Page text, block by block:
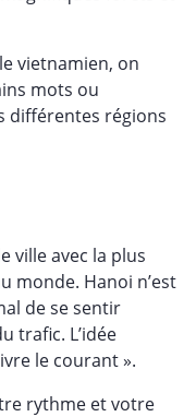
vietnamien, on
mots ou
différentes régions
ville avec la plus
monde. Hanoi n’est
de se sentir
trafic. L’idée
le courant ».
rythme et votre